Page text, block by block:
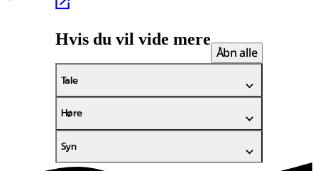
Hvis du vil vide mere
Åbn alle
Tale
Høre
Syn